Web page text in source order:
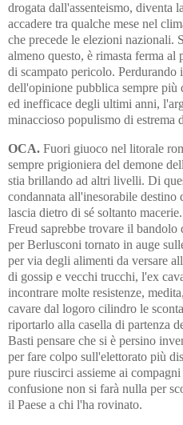
drogata dal­l'as­sen­teismo, diventa
accadere tra qualche mese nel
che precede le elezioni nazionali.
almeno questo, è rimasta ferma al
di scampato pericolo. Perdurando
dell'opinione pubblica sempre più
ed inefficace degli ultimi anni,
minaccioso populismo di estrema
OCA. Fuori giuoco nel litorale
sempre prigioniera del demone
stia brillando ad altri livelli. Di
condannata all'inesorabile
lascia dietro di sé soltanto
Freud saprebbe trovare il bandolo
per Berlusconi tornato in auge
per via degli alimenti da versare
di gossip e vecchi trucchi, l'ex
incontrare molte resistenze,
cavare dal logoro cilindro le
riportarlo alla casella di partenza
Basti pensare che si è persino
per fare colpo sull'elet­to­rato più
pure riuscirci assieme ai
confusione non si farà nulla per
il Paese a chi l'ha rovinato.